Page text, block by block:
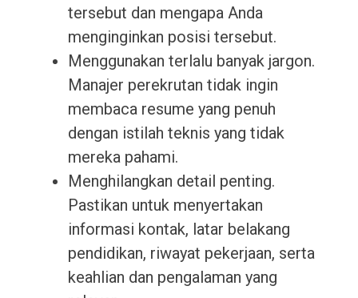
tersebut dan mengapa Anda
menginginkan posisi tersebut.
Menggunakan terlalu banyak jargon.
Manajer perekrutan tidak ingin
membaca resume yang penuh
dengan istilah teknis yang tidak
mereka pahami.
Menghilangkan detail penting.
Pastikan untuk menyertakan
informasi kontak, latar belakang
pendidikan, riwayat pekerjaan, serta
keahlian dan pengalaman yang